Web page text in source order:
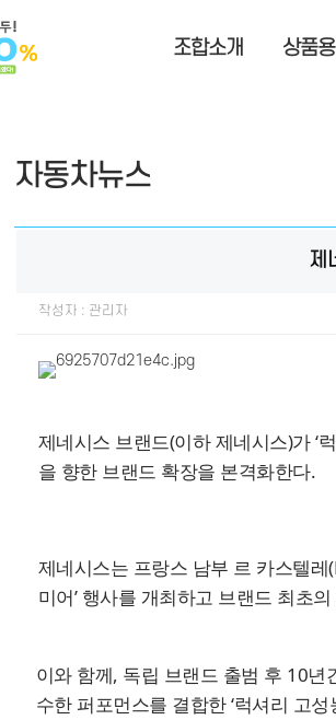
조합소개 상품
자동차뉴스
제
작성자 : 관리자
제네시스 브랜드(이하 제네시스)가 ‘
을 향한 브랜드 확장을 본격화한다.
제네시스는 프랑스 남부 르 카스텔
미어’ 행사를 개최하고 브랜드 최초
이와 함께, 독립 브랜드 출범 후 10
수한 퍼포먼스를 결합한 ‘럭셔리 고